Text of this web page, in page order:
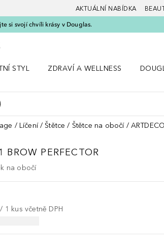
AKTUÁLNÍ NABÍDKA
si svojí chvíli krásy v Douglas.
Domů
STYL
ZDRAVÍ A WELLNESS
Líčení Štětce Štětce na obočí
BROW PERFECTOR
na obočí
/ 1 kus včetně DPH